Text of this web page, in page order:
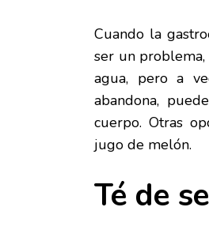
Cuando la
ser un
agua, pero a
abandona,
cuerpo. Otras
jugo de melón.
Té de